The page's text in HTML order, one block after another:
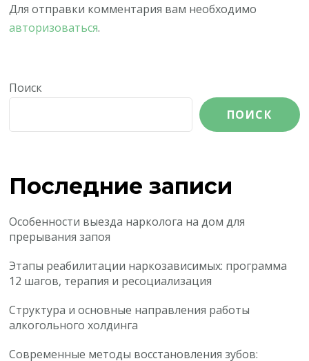
Для отправки комментария вам необходимо
авторизоваться.
Поиск
ПОИСК
Последние записи
Особенности выезда нарколога на дом для
прерывания запоя
Этапы реабилитации наркозависимых: программа
12 шагов, терапия и ресоциализация
Структура и основные направления работы
алкогольного холдинга
Современные методы восстановления зубов: